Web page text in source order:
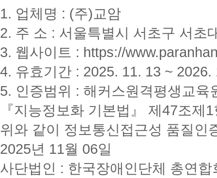
1. 업체명 : (주)교암
2. 주 소 : 서울특별시 서초구 서초
3. 웹사이트 : https://
4. 유효기간 : 2025. 11. 13 ~ 2026.
5. 인증범위 : 해커스원격평생교육
『지능정보화 기본법』 제47조
위와 같이 정보통신접근성 품질인
2025년 11월 06일
사단법인 : 한국장애인단체 총연